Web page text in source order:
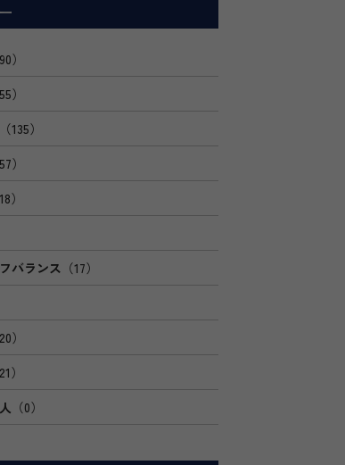
）
）
（135）
）
）
バランス （17）
）
）
（0）